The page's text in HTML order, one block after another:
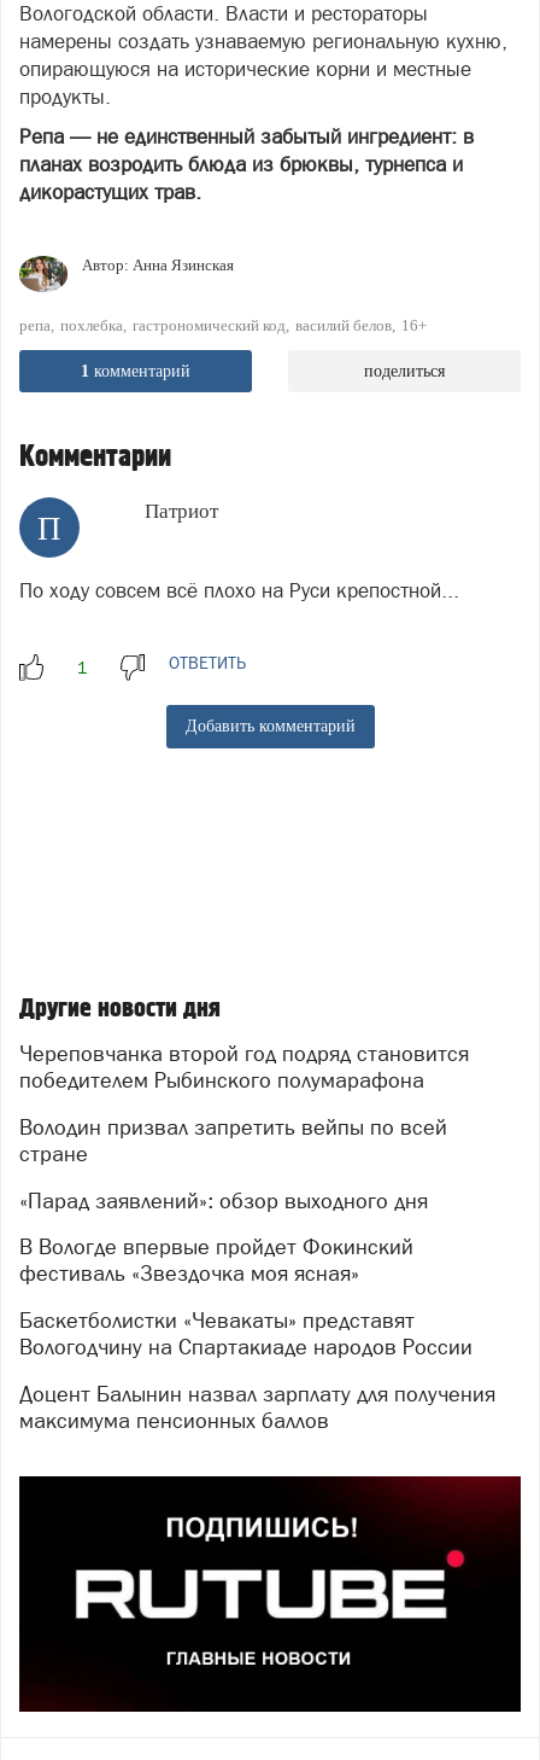
Вологодской области. Власти и рестораторы
намерены создать узнаваемую региональную кухню,
опирающуюся на исторические корни и местные
продукты.
Репа — не единственный забытый ингредиент: в
планах возродить блюда из брюквы, турнепса и
дикорастущих трав.
Автор: Анна Язинская
репа похлебка гастрономический код василий белов 16+
1 комментарий поделиться
Комментарии
П Патриот
По ходу совсем всё плохо на Руси крепостной...
ОТВЕТИТЬ
Добавить комментарий
Другие новости дня
Череповчанка второй год подряд становится
победителем Рыбинского полумарафона
Володин призвал запретить вейпы по всей
стране
«Парад заявлений»: обзор выходного дня
В Вологде впервые пройдет Фокинский
фестиваль «Звездочка моя ясная»
Баскетболистки «Чевакаты» представят
Вологодчину на Спартакиаде народов России
Доцент Балынин назвал зарплату для получения
максимума пенсионных баллов